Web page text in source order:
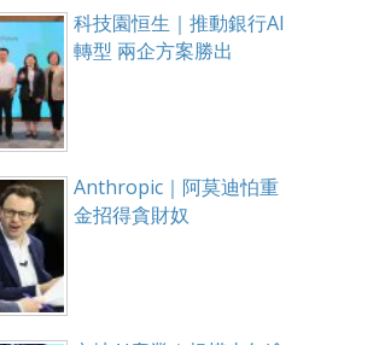
科技園恒生｜推動銀行AI
轉型 兩企方案勝出
Anthropic｜阿莫迪怕重
金招得貪財奴